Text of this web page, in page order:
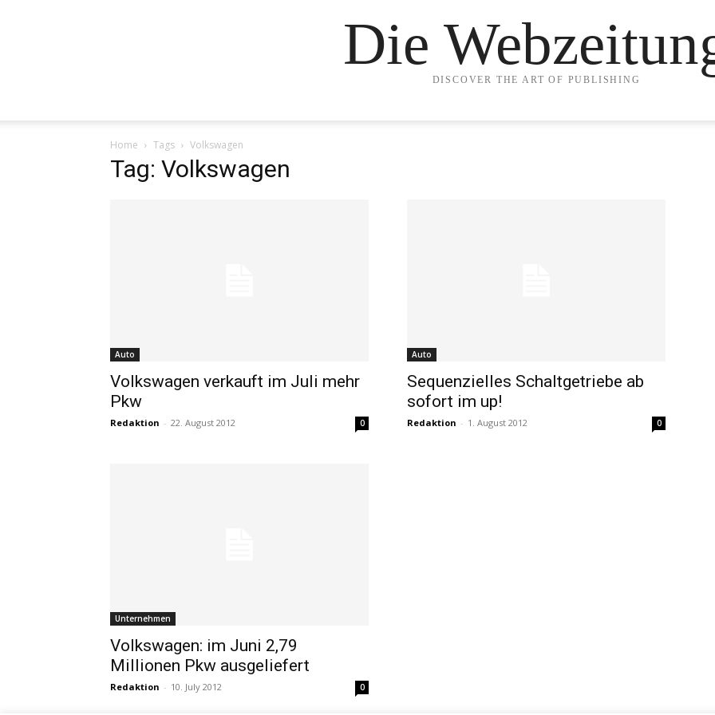
Die
DISCOVER THE ART OF PUBLISHING
Home Tags Volkswagen
Tag: Volkswagen
Auto
Volkswagen verkauft im Juli mehr
Pkw
Redaktion - 22. August 2012 0
Auto
Sequenzielles Schaltgetriebe ab
sofort im up!
Redaktion - 1. August 2012 0
Unternehmen
Volkswagen: im Juni 2,79
Millionen Pkw ausgeliefert
Redaktion - 10. July 2012 0